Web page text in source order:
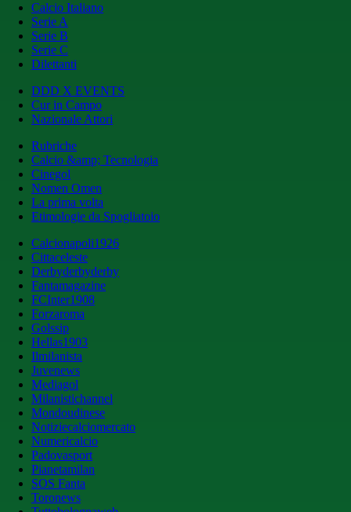
Calcio Italiano
Serie A
Serie B
Serie C
Dilettanti
DDD X EVENTS
Cur in Campo
Nazionale Attori
Rubriche
Calcio &amp; Tecnologia
Cinegol
Nomen Omen
La prima volta
Etimologie da Spogliatoio
Calcionapoli1926
Cittaceleste
Derbyderbyderby
Fantamagazine
FCInter1908
Forzaroma
Golssip
Hellas1903
Ilmilanista
Juvenews
Mediagol
Milanistichannel
Mondoudinese
Notiziecalciomercato
Numericalcio
Padovasport
Pianetamilan
SOS Fanta
Toronews